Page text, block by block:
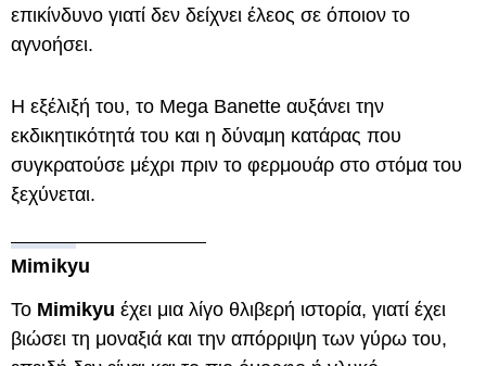
επικίνδυνο γιατί δεν δείχνει έλεος σε όποιον το
αγνοήσει.
Η εξέλιξή του, το Mega Banette αυξάνει την
εκδικητικότητά του και η δύναμη κατάρας που
συγκρατούσε μέχρι πριν το φερμουάρ στο στόμα του
ξεχύνεται.
Mimikyu
Το Mimikyu έχει μια λίγο θλιβερή ιστορία, γιατί έχει
βιώσει τη μοναξιά και την απόρριψη των γύρω του,